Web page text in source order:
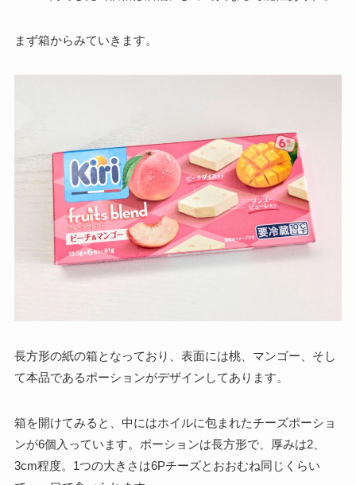
まず箱からみていきます。
長方形の紙の箱となっており、表面には桃、マンゴー、そし
て本品であるポーションがデザインしてあります。
箱を開けてみると、中にはホイルに包まれたチーズポーショ
ンが6個入っています。ポーションは長方形で、厚みは2、
3cm程度。1つの大きさは6Pチーズとおおむね同じくらい